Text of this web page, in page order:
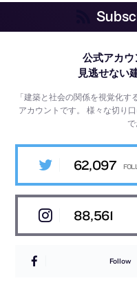
公式アカウ
見逃せない
「建築と社会の関係を視覚化
アカウントです。様々な切り
で
62,097
88,561
Follow